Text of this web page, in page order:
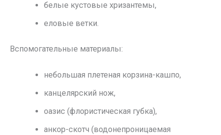
белые кустовые хризантемы,
еловые ветки.
Вспомогательные материалы:
небольшая плетеная корзина-кашпо,
канцелярский нож,
оазис (флористическая губка),
анкор-скотч (водонепроницаемая